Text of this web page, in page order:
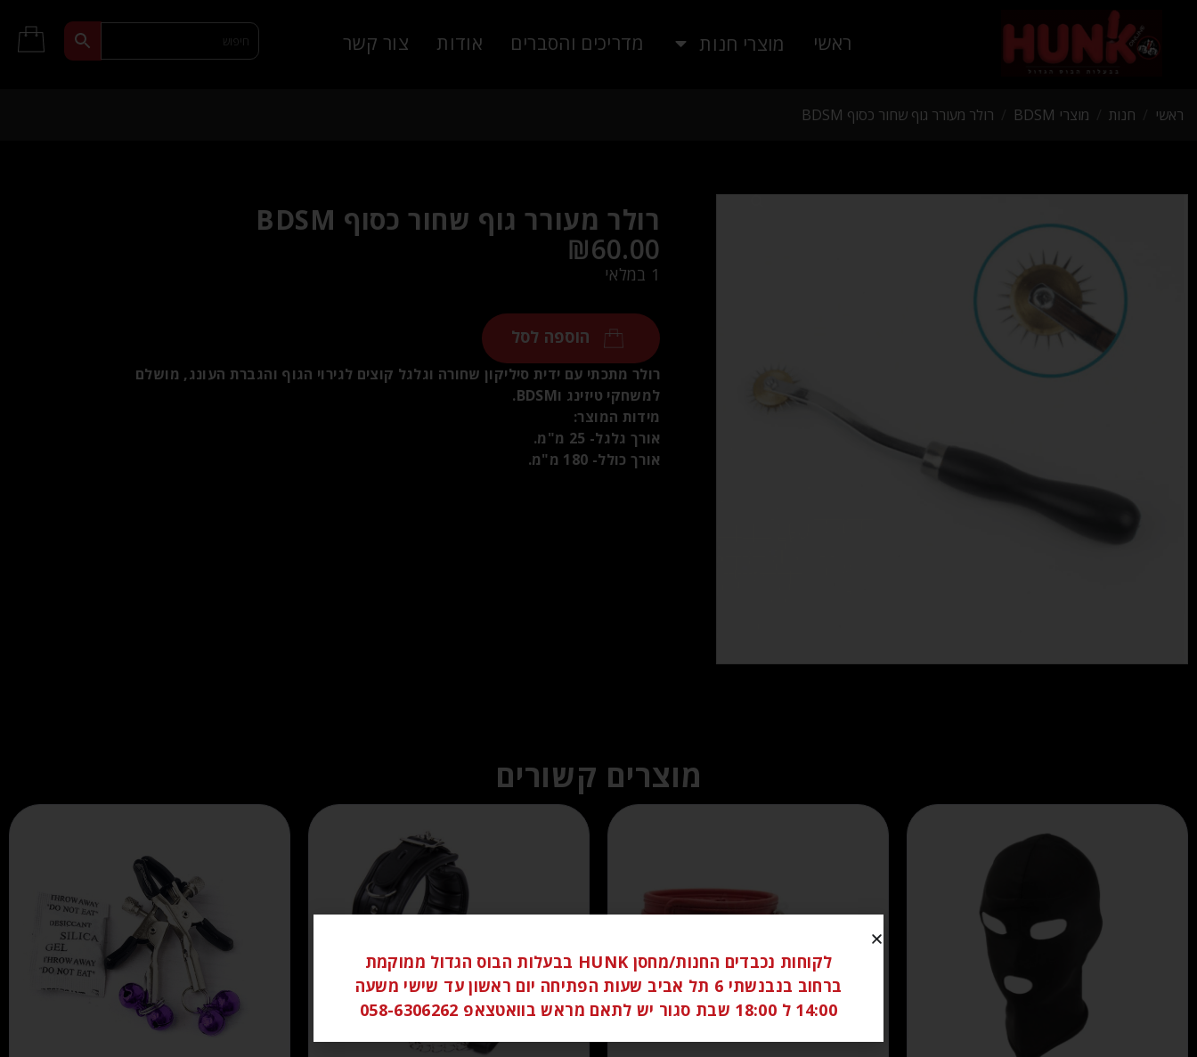
ראשי מוצרי חנות מדריכים והסברים אודות צור קשר
ראשי חנות מוצרי BDSM רולר מעורר גוף שחור כסוף BDSM
רולר מעורר גוף שחור כסוף BDSM
₪60.00
1 במלאי
הוספה לסל
רולר מתכתי עם ידית סיליקון שחורה וגלגל קוצים לגירוי הגוף והגברת העונג, מושלם
למשחקי טיזינג וBDSM.
מידות המוצר:
אורך גלגל- 25 מ"מ.
אורך כולל- 180 מ"מ.
מוצרים קשורים
לקוחות נכבדים החנות/מחסן HUNK בבעלות הבוס הגדול ממוקמת
ברחוב בנבנשתי 6 תל אביב שעות הפתיחה יום ראשון עד שישי משעה
14:00 ל 18:00 שבת סגור יש לתאם מראש בוואטצאפ 058-6306262